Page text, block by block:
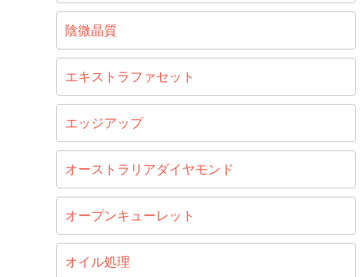
陰微晶質
エキストラファセット
エッジアップ
オーストラリアダイヤモンド
オープンキューレット
オイル処理